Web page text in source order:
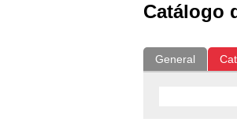
Catálogo
General